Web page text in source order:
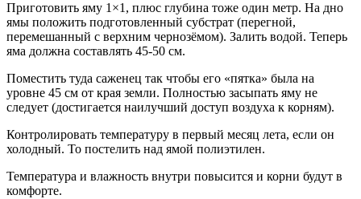
Приготовить яму 1×1, плюс глубина тоже один метр. На дно
ямы положить подготовленный субстрат (перегной,
перемешанный с верхним чернозёмом). Залить водой. Теперь
яма должна составлять 45-50 см.
Поместить туда саженец так чтобы его «пятка» была на
уровне 45 см от края земли. Полностью засыпать яму не
следует (достигается наилучший доступ воздуха к корням).
Контролировать температуру в первый месяц лета, если он
холодный. То постелить над ямой полиэтилен.
Температура и влажность внутри повысится и корни будут в
комфорте.